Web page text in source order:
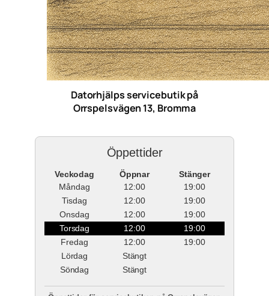
Datorhjälps servicebutik på
Orrspelsvägen 13, Bromma
Öppettider
Veckodag Öppnar
Stänger
Måndag
12:00
19:00
Tisdag
12:00
19:00
Onsdag
12:00
19:00
Torsdag
12:00
19:00
Fredag
12:00
19:00
Lördag
Stängt
Söndag
Stängt